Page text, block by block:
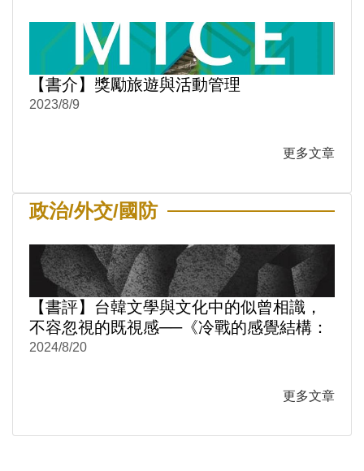
【書介】獎勵旅遊與活動管理
2023/8/9
更多文章
政治/外交/國防
【書評】台韓文學與文化中的似曾相識，
不容忽視的既視感──《冷戰的感覺結構：
台韓文學與文化中的性別與情感政治1950-
2024/8/20
更多文章